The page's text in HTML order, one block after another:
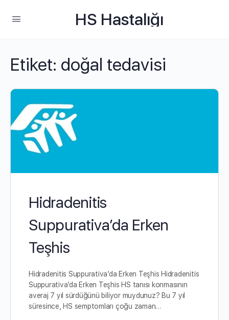
HS Hastalığı
Etiket: doğal tedavisi
Hidradenitis
Suppurativa’da Erken
Teşhis
Hidradenitis Suppurativa’da Erken Teşhis Hidradenitis
Suppurativa’da Erken Teşhis HS tanısı konmasının
averaj 7 yıl sürdüğünü biliyor muydunuz? Bu 7 yıl
süresince, HS semptomları çoğu zaman…